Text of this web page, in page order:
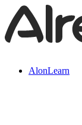
AlonLearn